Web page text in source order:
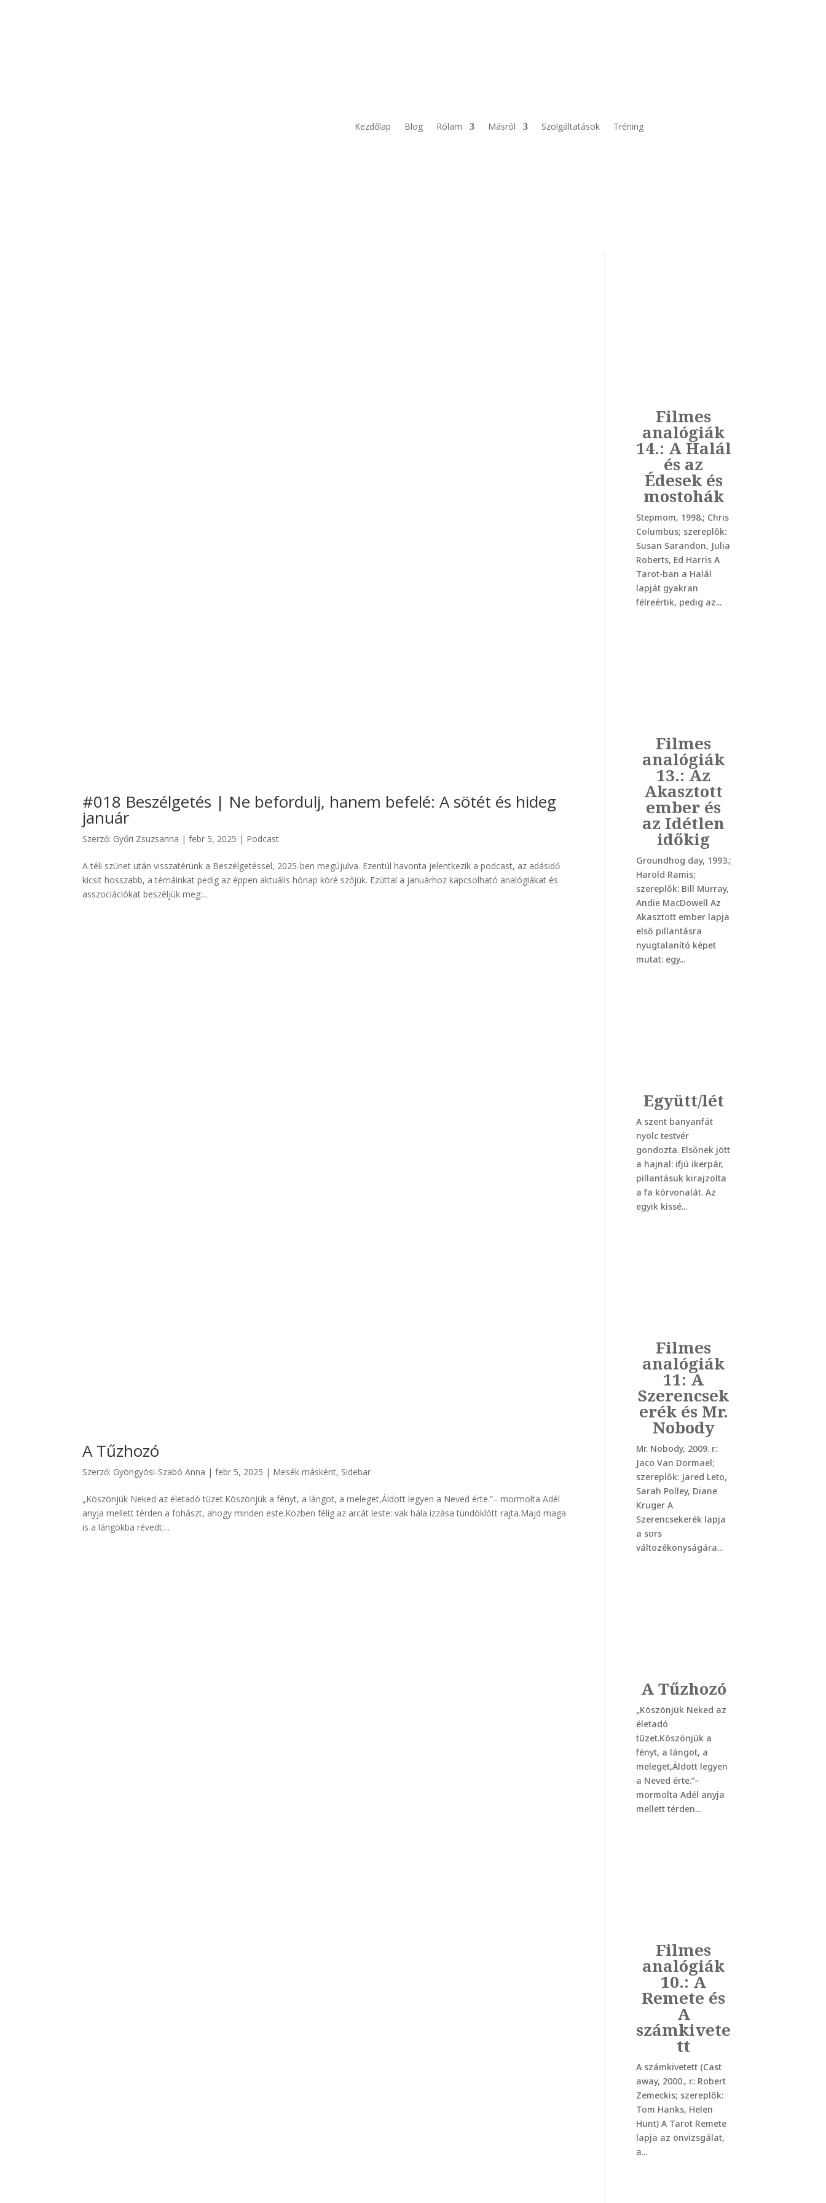
Kezdőlap Blog Rólam Másról Szolgáltatások Tréning
#018 Beszélgetés | Ne befordulj, hanem befelé: A sötét és hideg
január
Szerző: Győri Zsuzsanna |febr 5, 2025 | Podcast
A téli szünet után visszatérünk a Beszélgetéssel, 2025-ben megújulva. Ezentúl havonta jelentkezik a podcast, az adásidő
kicsit hosszabb, a témáinkat pedig az éppen aktuális hónap köré szőjük. Ezúttal a januárhoz kapcsolható analógiákat és
asszociációkat beszéljük meg:...
A Tűzhozó
Szerző: Gyöngyösi-Szabó Anna |febr 5, 2025 | Mesék másként, Sidebar
„Köszönjük Neked az életadó tüzet.Köszönjük a fényt, a lángot, a meleget,Áldott legyen a Neved érte.”– mormolta Adél
anyja mellett térden a fohászt, ahogy minden este.Közben félig az arcát leste: vak hála izzása tündöklött rajta.Majd maga
is a lángokba révedt:...
Filmes
analógiák
14.: A Halál
és az
Édesek és
mostohák
Stepmom, 1998.; Chris
Columbus; szereplők:
Susan Sarandon, Julia
Roberts, Ed Harris A
Tarot-ban a Halál
lapját gyakran
félreértik, pedig az...
Filmes
analógiák
13.: Az
Akasztott
ember és
az Idétlen
időkig
Groundhog day, 1993.;
Harold Ramis;
szereplők: Bill Murray,
Andie MacDowell Az
Akasztott ember lapja
első pillantásra
nyugtalanító képet
mutat: egy...
Együtt/lét
A szent banyanfát
nyolc testvér
gondozta. Elsőnek jött
a hajnal: ifjú ikerpár,
pillantásuk kirajzolta
a fa körvonalát. Az
egyik kissé...
Filmes
analógiák
11: A
Szerencsek
erék és Mr.
Nobody
Mr. Nobody, 2009. r.:
Jaco Van Dormael;
szereplők: Jared Leto,
Sarah Polley, Diane
Kruger A
Szerencsekerék lapja
a sors
változékonyságára...
A Tűzhozó
„Köszönjük Neked az
életadó
tüzet.Köszönjük a
fényt, a lángot, a
meleget,Áldott legyen
a Neved érte.”–
mormolta Adél anyja
mellett térden...
Filmes
analógiák
10.: A
Remete és
A
számkivete
tt
A számkivetett (Cast
away, 2000., r.: Robert
Zemeckis; szereplők:
Tom Hanks, Helen
Hunt) A Tarot Remete
lapja az önvizsgálat,
a...